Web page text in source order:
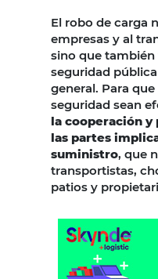
El robo de carga
empresas y al
sino que
seguridad
general. Para
seguridad sean
la cooperación
las partes
suministro, que
transportistas,
patios y